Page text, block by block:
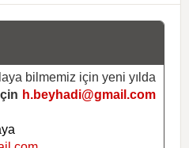
bilmemiz için yeni yılda
h.beyhadi@gmail.com